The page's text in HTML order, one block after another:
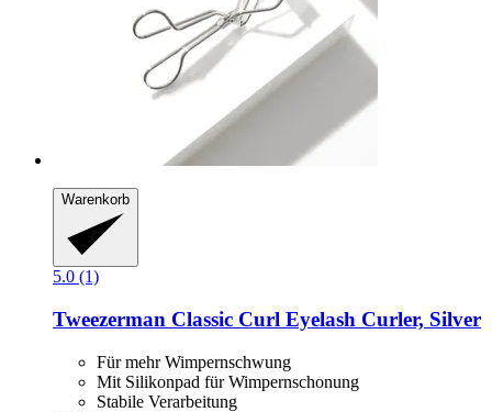
Warenkorb
5.0 (1)
Tweezerman Classic Curl Eyelash Curler, Silver
Für mehr Wimpernschwung
Mit Silikonpad für Wimpernschonung
Stabile Verarbeitung